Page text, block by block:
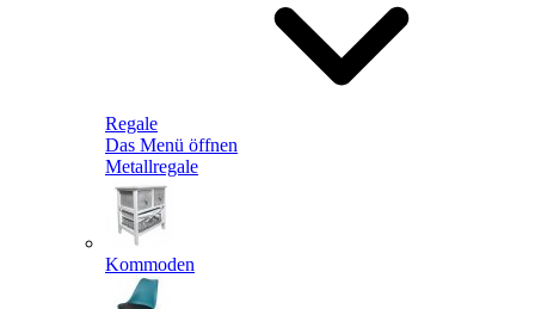
Regale
Das Menü öffnen
Metallregale
Kommoden